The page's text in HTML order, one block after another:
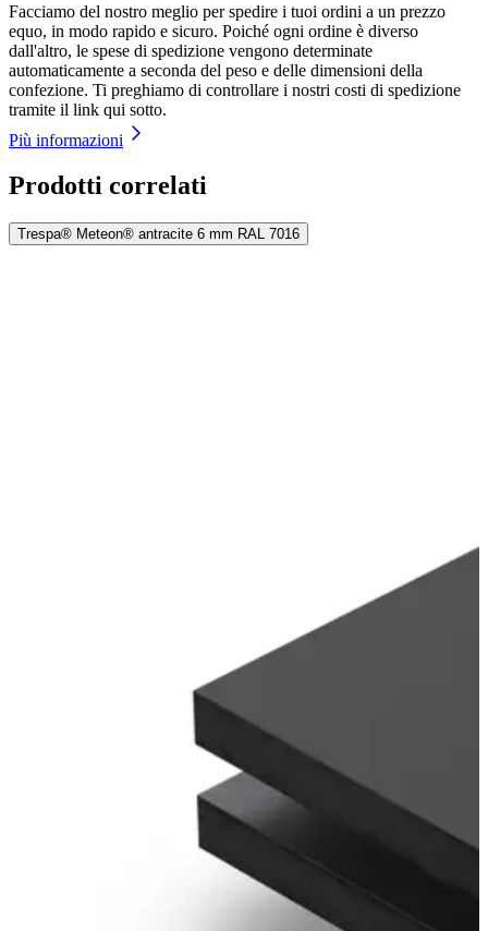
Facciamo del nostro meglio per spedire i tuoi ordini a un prezzo
equo, in modo rapido e sicuro. Poiché ogni ordine è diverso
dall'altro, le spese di spedizione vengono determinate
automaticamente a seconda del peso e delle dimensioni della
confezione. Ti preghiamo di controllare i nostri costi di spedizione
tramite il link qui sotto.
Più informazioni
Prodotti correlati
Trespa® Meteon® antracite 6 mm RAL 7016